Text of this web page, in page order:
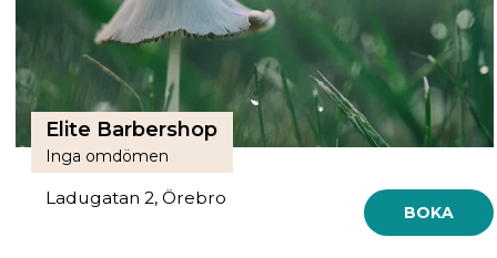
Elite Barbershop
Inga omdömen
Ladugatan 2, Örebro
BOKA